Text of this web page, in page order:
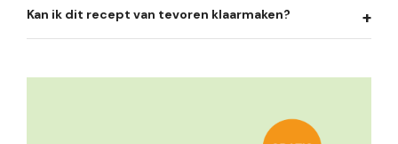
Kan ik dit recept van tevoren klaarmaken?